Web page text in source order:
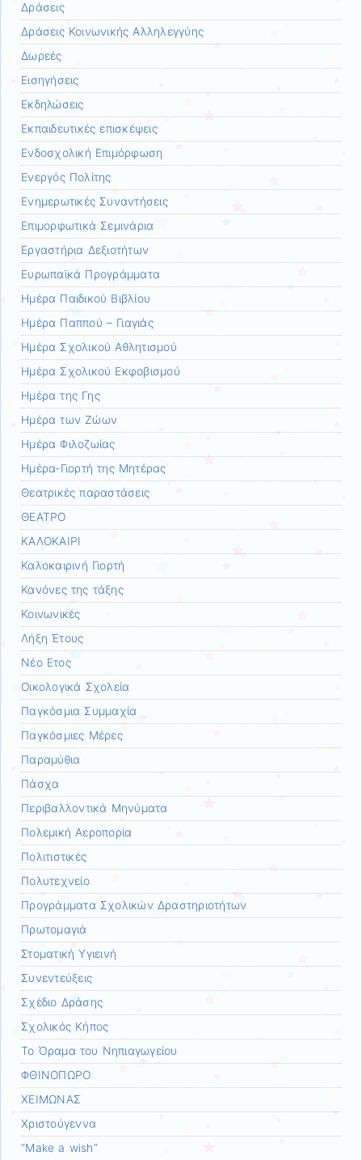
Δράσεις
Δράσεις Κοινωνικής Αλληλεγγύης
Δωρεές
Εισηγήσεις
Εκδηλώσεις
Εκπαιδευτικές επισκέψεις
Ενδοσχολική Επιμόρφωση
Ενεργός Πολίτης
Ενημερωτικές Συναντήσεις
Επιμορφωτικά Σεμινάρια
Εργαστήρια Δεξιοτήτων
Ευρωπαϊκά Προγράμματα
Ημέρα Παιδικού Βιβλίου
Ημέρα Παππού – Γιαγιάς
Ημέρα Σχολικού Αθλητισμού
Ημέρα Σχολικού Εκφοβισμού
Ημέρα της Γης
Ημέρα των Ζώων
Ημέρα Φιλοζωίας
Ημέρα-Γιορτή της Μητέρας
Θεατρικές παραστάσεις
ΘΕΑΤΡΟ
ΚΑΛΟΚΑΙΡΙ
Καλοκαιρινή Γιορτή
Κανόνες της τάξης
Κοινωνικές
Λήξη Έτους
Νέο Ετος
Οικολογικά Σχολεία
Παγκόσμια Συμμαχία
Παγκόσμιες Μέρες
Παραμύθια
Πάσχα
Περιβαλλοντικά Μηνύματα
Πολεμική Αεροπορία
Πολιτιστικές
Πολυτεχνείο
Προγράμματα Σχολικών Δραστηριοτήτων
Πρωτομαγιά
Στοματική Υγιεινή
Συνεντεύξεις
Σχέδιο Δράσης
Σχολικός Κήπος
Το Όραμα του Νηπιαγωγείου
ΦΘΙΝΟΠΩΡΟ
ΧΕΙΜΩΝΑΣ
Χριστούγεννα
“Make a wish”